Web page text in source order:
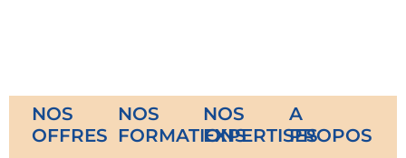
NOS
OFFRES
NOS
FORMATIONS
NOS
EXPERTISES
A
PROPOS